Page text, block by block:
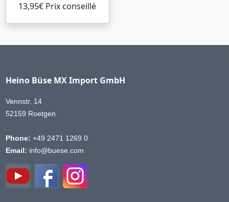
13,95€ Prix ​​conseillé
Heino Büse MX Import GmbH
Vennstr. 14
52159 Roetgen
Phone: +49 2471 1269 0
Email: info@buese.com